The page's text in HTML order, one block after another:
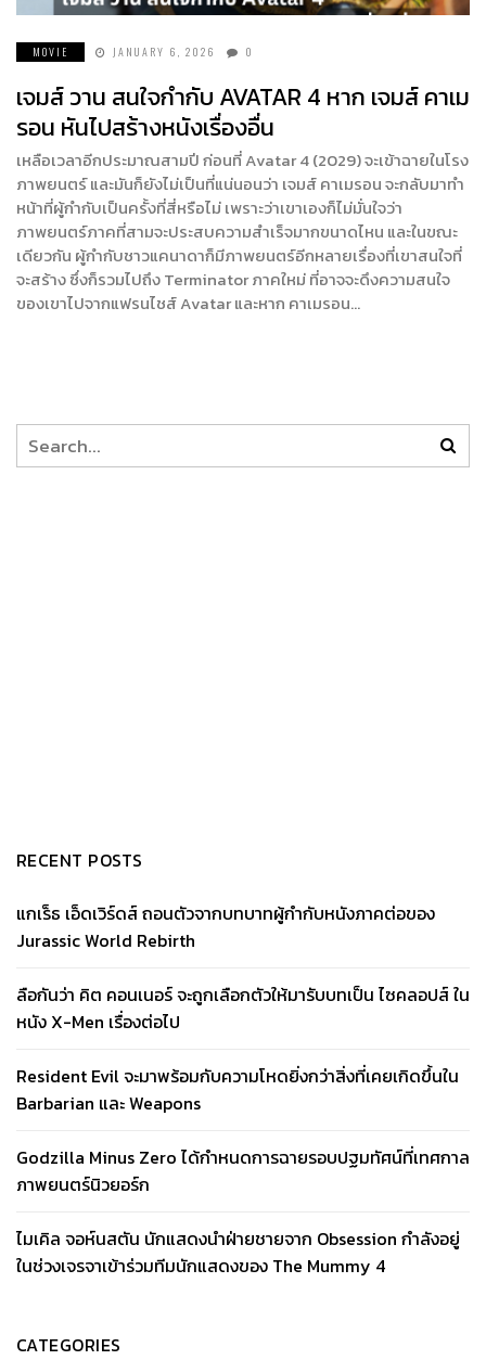
MOVIE JANUARY 6, 2026 0
เจมส์ วาน สนใจกำกับ AVATAR 4 หาก เจมส์ คาเม
รอน หันไปสร้างหนังเรื่องอื่น
เหลือเวลาอีกประมาณสามปี ก่อนที่ Avatar 4 (2029) จะเข้าฉายในโรง
ภาพยนตร์ และมันก็ยังไม่เป็นที่แน่นอนว่า เจมส์ คาเมรอน จะกลับมาทำ
หน้าที่ผู้กำกับเป็นครั้งที่สี่หรือไม่ เพราะว่าเขาเองก็ไม่มั่นใจว่า
ภาพยนตร์ภาคที่สามจะประสบความสำเร็จมากขนาดไหน และในขณะ
เดียวกัน ผู้กำกับชาวแคนาดาก็มีภาพยนตร์อีกหลายเรื่องที่เขาสนใจที่
จะสร้าง ซึ่งก็รวมไปถึง Terminator ภาคใหม่ ที่อาจจะดึงความสนใจ
ของเขาไปจากแฟรนไชส์ Avatar และหาก คาเมรอน…
RECENT POSTS
แกเร็ธ เอ็ดเวิร์ดส์ ถอนตัวจากบทบาทผู้กำกับหนังภาคต่อของ
Jurassic World Rebirth
ลือกันว่า คิต คอนเนอร์ จะถูกเลือกตัวให้มารับบทเป็น ไซคลอปส์ ใน
หนัง X-Men เรื่องต่อไป
Resident Evil จะมาพร้อมกับความโหดยิ่งกว่าสิ่งที่เคยเกิดขึ้นใน
Barbarian และ Weapons
Godzilla Minus Zero ได้กำหนดการฉายรอบปฐมทัศน์ที่เทศกาล
ภาพยนตร์นิวยอร์ก
ไมเคิล จอห์นสตัน นักแสดงนำฝ่ายชายจาก Obsession กำลังอยู่
ในช่วงเจรจาเข้าร่วมทีมนักแสดงของ The Mummy 4
CATEGORIES